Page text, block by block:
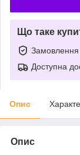
Що таке
Замовлення
Доступна
Опис
Опис